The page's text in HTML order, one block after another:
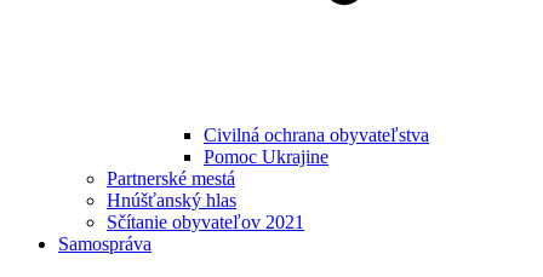
Civilná ochrana obyvateľstva
Pomoc Ukrajine
Partnerské mestá
Hnúšťanský hlas
Sčítanie obyvateľov 2021
Samospráva